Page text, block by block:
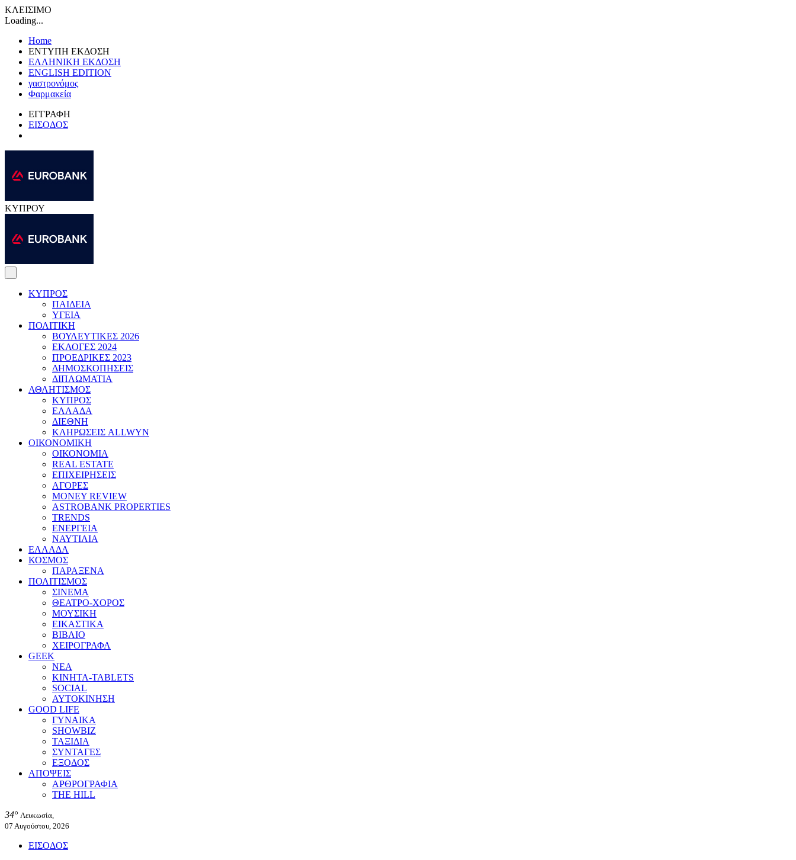
ΚΛΕΙΣΙΜΟ
Loading...
Home
ΕΝΤΥΠΗ ΕΚΔΟΣΗ
ΕΛΛΗΝΙΚΗ ΕΚΔΟΣΗ
ENGLISH EDITION
γαστρονόμος
Φαρμακεία
ΕΓΓΡΑΦΗ
ΕΙΣΟΔΟΣ
ΚΥΠΡΟΥ
ΚΥΠΡΟΣ
ΠΑΙΔΕΙΑ
ΥΓΕΙΑ
ΠΟΛΙΤΙΚΗ
ΒΟΥΛΕΥΤΙΚΕΣ 2026
ΕΚΛΟΓΕΣ 2024
ΠΡΟΕΔΡΙΚΕΣ 2023
ΔΗΜΟΣΚΟΠΗΣΕΙΣ
ΔΙΠΛΩΜΑΤΙΑ
ΑΘΛΗΤΙΣΜΟΣ
ΚΥΠΡΟΣ
ΕΛΛΑΔΑ
ΔΙΕΘΝΗ
ΚΛΗΡΩΣΕΙΣ ALLWYN
ΟΙΚΟΝΟΜΙΚΗ
ΟΙΚΟΝΟΜΙΑ
REAL ESTATE
ΕΠΙΧΕΙΡΗΣΕΙΣ
ΑΓΟΡΕΣ
MONEY REVIEW
ASTROBANK PROPERTIES
TRENDS
ΕΝΕΡΓΕΙΑ
ΝΑΥΤΙΛΙΑ
ΕΛΛΑΔΑ
ΚΟΣΜΟΣ
ΠΑΡΑΞΕΝΑ
ΠΟΛΙΤΙΣΜΟΣ
ΣΙΝΕΜΑ
ΘΕΑΤΡΟ-ΧΟΡΟΣ
ΜΟΥΣΙΚΗ
ΕΙΚΑΣΤΙΚΑ
ΒΙΒΛΙΟ
ΧΕΙΡΟΓΡΑΦΑ
GEEK
ΝΕΑ
ΚΙΝΗΤΑ-TABLETS
SOCIAL
ΑΥΤΟΚΙΝΗΣΗ
GOOD LIFE
ΓΥΝΑΙΚΑ
SHOWBIZ
ΤΑΞΙΔΙΑ
ΣΥΝΤΑΓΕΣ
ΕΞΟΔΟΣ
ΑΠΟΨΕΙΣ
ΑΡΘΡΟΓΡΑΦΙΑ
THE HILL
34° Λευκωσία,
07 Αυγούστου, 2026
ΕΙΣΟΔΟΣ